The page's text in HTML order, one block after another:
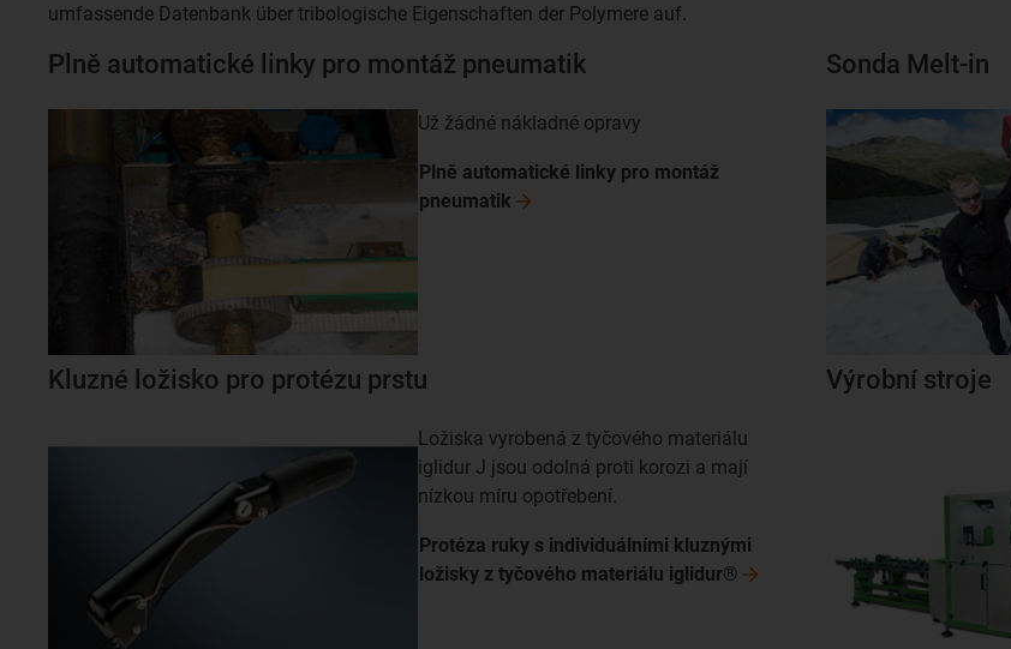
umfassende Datenbank über tribologische Eigenschaften der Polymere auf.
Plně automatické linky pro montáž pneumatik
Už žádné nákladné opravy
Plně automatické linky pro montáž
pneumatik
Sonda Melt-in
Kluzné ložisko pro protézu prstu
Ložiska vyrobená z tyčového materiálu
iglidur J jsou odolná proti korozi a mají
nízkou míru opotřebení.
Protéza ruky s individuálními kluznými
ložisky z tyčového materiálu iglidur®
Výrobní stroje